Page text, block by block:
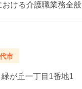
ける介護職業務全般
市
緑が丘一丁目1番地1